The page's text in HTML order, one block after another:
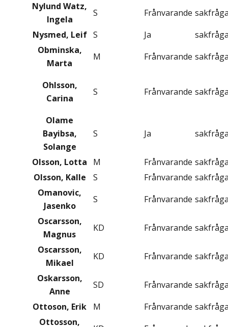
Nylund Watz,
Ingela
S Frånvarande
Nysmed, Leif S Ja
Obminska,
Marta
M Frånvarande
Ohlsson,
Carina
S Frånvarande
Olame
Bayibsa,
Solange
S Ja
Olsson, Lotta M Frånvarande
Olsson, Kalle
S Frånvarande
Omanovic,
Jasenko
S Frånvarande
Oscarsson,
Magnus
KD Frånvarande
Oscarsson,
Mikael
KD Frånvarande
Oskarsson,
Anne
SD Frånvarande
Ottoson, Erik
M Frånvarande
Ottosson,